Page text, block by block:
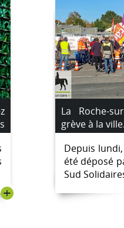
+
La Roche-
grève à la ville.
Depuis
été déposé
Sud